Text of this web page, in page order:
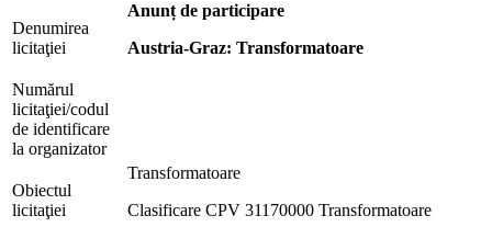
Denumirea
licitaţiei
Anunț de participare
Austria-Graz: Transformatoare
Numărul
licitaţiei/codul
de identificare
la organizator
Obiectul
licitaţiei
Transformatoare
Clasificare CPV 31170000 Transformatoare